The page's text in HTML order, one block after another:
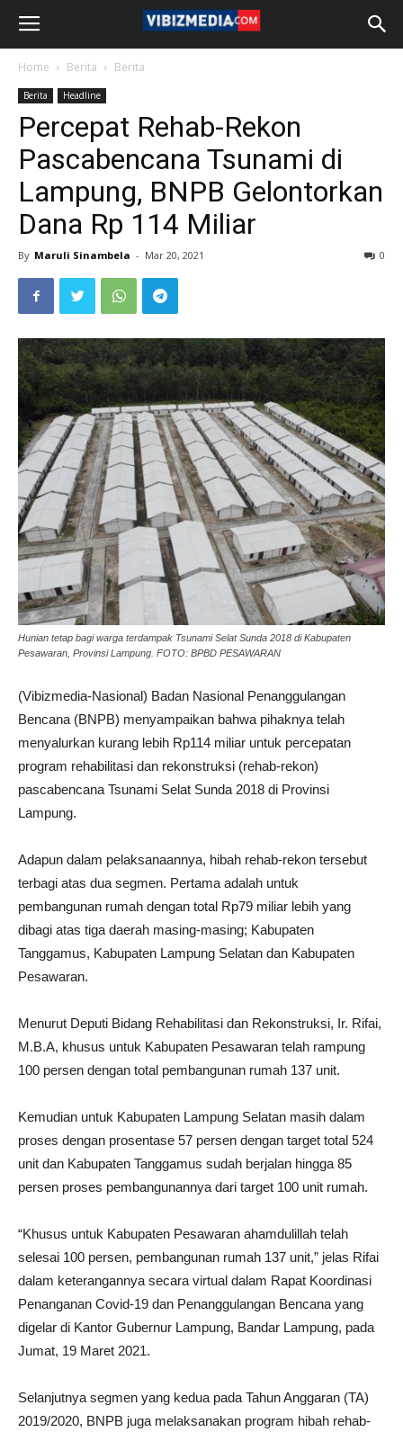
Home Berita Berita
Berita Headline
Percepat Rehab-Rekon
Pascabencana Tsunami di
Lampung, BNPB Gelontorkan
Dana Rp 114 Miliar
By Maruli Sinambela - Mar 20, 2021 0
Hunian tetap bagi warga terdampak Tsunami Selat Sunda 2018 di Kabupaten
Pesawaran, Provinsi Lampung. FOTO: BPBD PESAWARAN
(Vibizmedia-Nasional) Badan Nasional Penanggulangan
Bencana (BNPB) menyampaikan bahwa pihaknya telah
menyalurkan kurang lebih Rp114 miliar untuk percepatan
program rehabilitasi dan rekonstruksi (rehab-rekon)
pascabencana Tsunami Selat Sunda 2018 di Provinsi
Lampung.
Adapun dalam pelaksanaannya, hibah rehab-rekon tersebut
terbagi atas dua segmen. Pertama adalah untuk
pembangunan rumah dengan total Rp79 miliar lebih yang
dibagi atas tiga daerah masing-masing; Kabupaten
Tanggamus, Kabupaten Lampung Selatan dan Kabupaten
Pesawaran.
Menurut Deputi Bidang Rehabilitasi dan Rekonstruksi, Ir. Rifai,
M.B.A, khusus untuk Kabupaten Pesawaran telah rampung
100 persen dengan total pembangunan rumah 137 unit.
Kemudian untuk Kabupaten Lampung Selatan masih dalam
proses dengan prosentase 57 persen dengan target total 524
unit dan Kabupaten Tanggamus sudah berjalan hingga 85
persen proses pembangunannya dari target 100 unit rumah.
“Khusus untuk Kabupaten Pesawaran ahamdulillah telah
selesai 100 persen, pembangunan rumah 137 unit,” jelas Rifai
dalam keterangannya secara virtual dalam Rapat Koordinasi
Penanganan Covid-19 dan Penanggulangan Bencana yang
digelar di Kantor Gubernur Lampung, Bandar Lampung, pada
Jumat, 19 Maret 2021.
Selanjutnya segmen yang kedua pada Tahun Anggaran (TA)
2019/2020, BNPB juga melaksanakan program hibah rehab-